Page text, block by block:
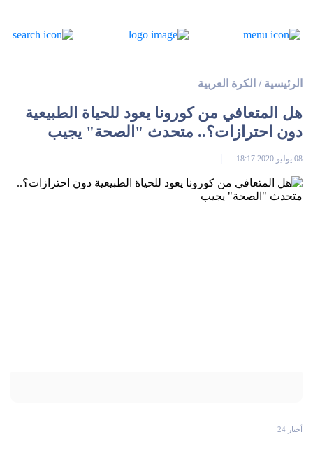
الرئيسية / الكرة العربية
هل المتعافي من كورونا يعود للحياة الطبيعية
دون احترازات؟.. متحدث "الصحة" يجيب
08 يوليو 2020 18:17
أخبار 24